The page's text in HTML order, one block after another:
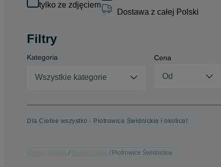
tylko ze zdjęciem
Dostawa z całej Polski
Filtry
Kategoria
Wszystkie kategorie
Cena
Dla Ciebie wszystko - Piotrowice Świdnickie i okolice!
Piotrowice Świdnickie